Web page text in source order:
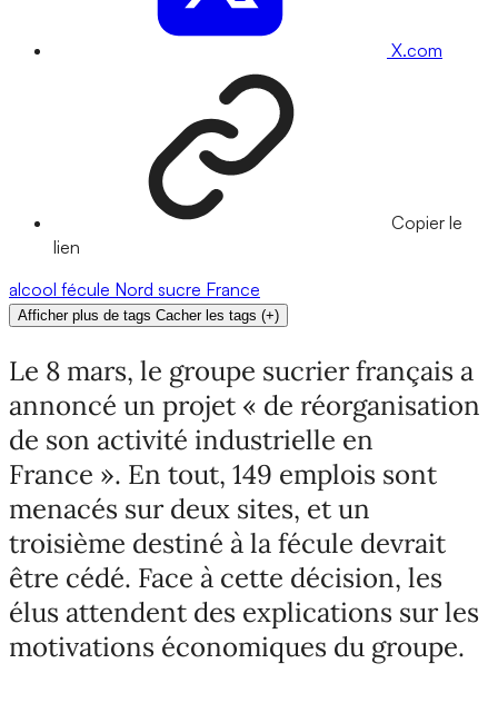
X.com
Copier le
lien
alcool fécule Nord sucre France
Afficher plus de tags Cacher les tags (+)
Le 8 mars, le groupe sucrier français a
annoncé un projet « de réorganisation
de son activité industrielle en
France ». En tout, 149 emplois sont
menacés sur deux sites, et un
troisième destiné à la fécule devrait
être cédé. Face à cette décision, les
élus attendent des explications sur les
motivations économiques du groupe.